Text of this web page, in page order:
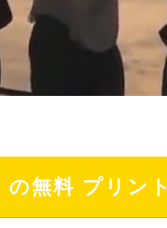
の無料 プリント